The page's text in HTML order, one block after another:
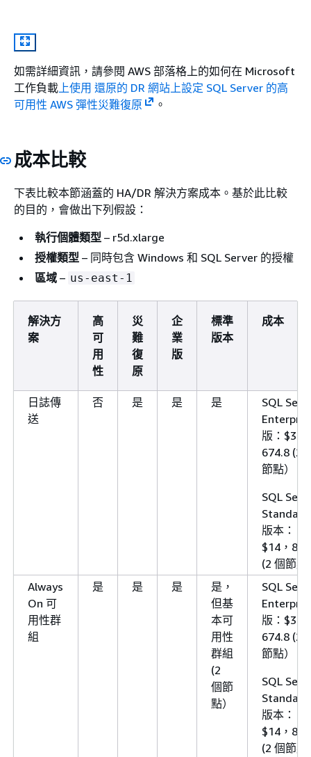
如需詳細資訊，請參閱 AWS 部落格上的如何在 Microsoft
工作負載上使用 還原的 DR 網站上設定 SQL Server 的高
可用性 AWS 彈性災難復原
。
成本比較
下表比較本節涵蓋的 HA/DR 解決方案成本。基於此比較
的目的，會做出下列假設：
執行個體類型 – r5d.xlarge
授權類型 – 同時包含 Windows 和 SQL Server 的授權
區域 – us-east-1
解決方
案
高
可
用
性
災
難
復
原
企
業
版
標準
版本
成本
日誌傳
送
否 是 是 是
SQL
版：$32
674.8 (2
節點）
SQL
Standard
版本：
$14，
(2 個節點
Always
On 可
用性群
組
是 是 是
是，
但基
本可
用性
群組
(2
個節
點）
SQL
版：$32
674.8 (2
節點）
SQL
Standard
版本：
$14，
(2 個節點